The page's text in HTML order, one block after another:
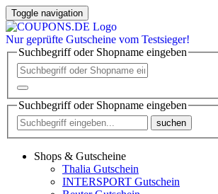
Toggle navigation
Nur geprüfte Gutscheine vom Testsieger!
Suchbegriff oder Shopname eingeben
Suchbegriff oder Shopname eingeben
suchen
Shops & Gutscheine
Thalia Gutschein
INTERSPORT Gutschein